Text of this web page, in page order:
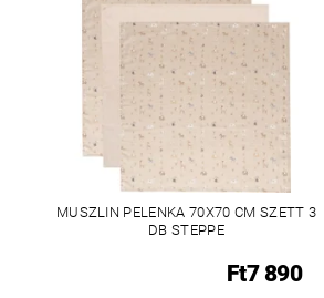
MUSZLIN PELENKA 70X70 CM SZETT 3
DB STEPPE
Ft7 890